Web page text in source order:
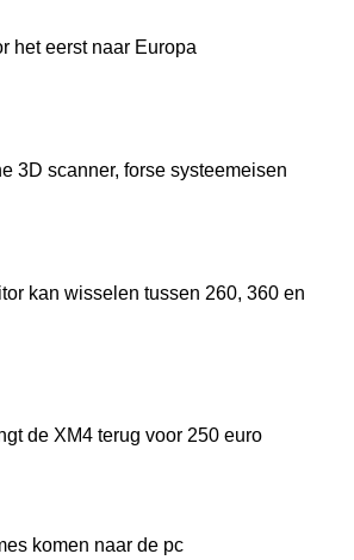
het eerst naar Europa
3D scanner, forse systeemeisen
kan wisselen tussen 260, 360 en
de XM4 terug voor 250 euro
komen naar de pc